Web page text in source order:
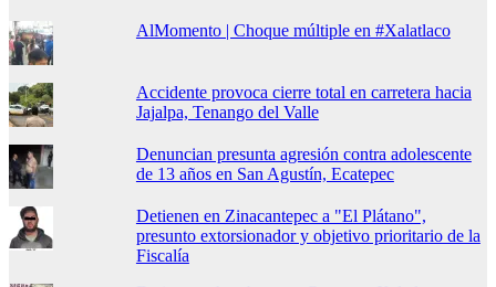
AlMomento | Choque múltiple en #Xalatlaco
Accidente provoca cierre total en carretera hacia
Jajalpa, Tenango del Valle
Denuncian presunta agresión contra adolescente
de 13 años en San Agustín, Ecatepec
Detienen en Zinacantepec a "El Plátano",
presunto extorsionador y objetivo prioritario de la
Fiscalía